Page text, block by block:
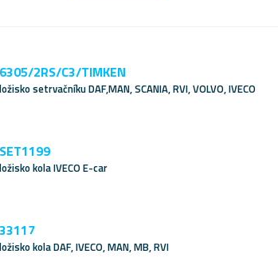
6305/2RS/C3/TIMKEN
ložisko setrvačníku DAF,MAN, SCANIA, RVI, VOLVO, IVECO
SET1199
ložisko kola IVECO E-car
33117
ložisko kola DAF, IVECO, MAN, MB, RVI